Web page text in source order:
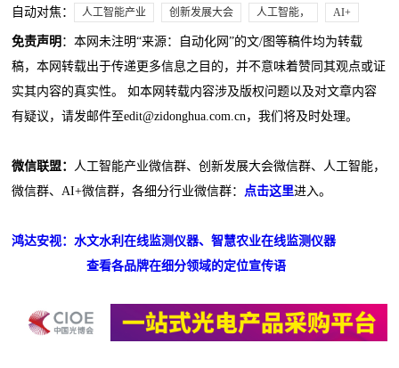
自动对焦： 人工智能产业 创新发展大会 人工智能， AI+
免责声明 ：本网未注明“来源：自动化网”的文/图等稿件均为转载
稿，本网转载出于传递更多信息之目的，并不意味着赞同其观点或证
实其内容的真实性。 如本网转载内容涉及版权问题以及对文章内容
有疑议，请发邮件至edit@zidonghua.com.cn，我们将及时处理。
微信联盟： 人工智能产业微信群、创新发展大会微信群、人工智能，
微信群、AI+微信群，各细分行业微信群： 点击这里进入。
鸿达安视：水文水利在线监测仪器、智慧农业在线监测仪器
查看各品牌在细分领域的定位宣传语